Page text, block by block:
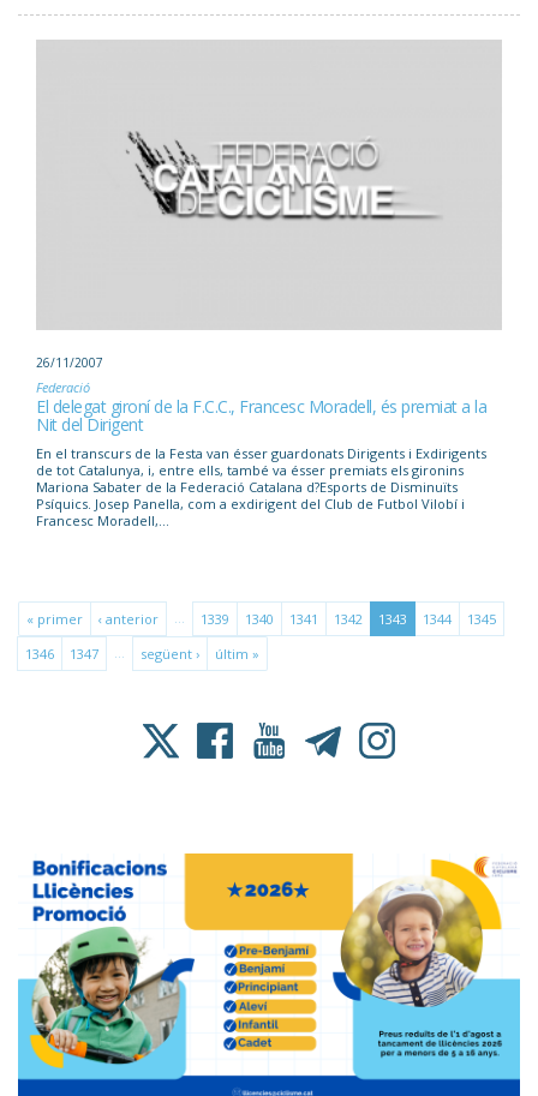
26/11/2007
Federació
El delegat gironí de la F.C.C., Francesc Moradell, és premiat a la
Nit del Dirigent
En el transcurs de la Festa van ésser guardonats Dirigents i Exdirigents
de tot Catalunya, i, entre ells, també va ésser premiats els gironins
Mariona Sabater de la Federació Catalana d?Esports de Disminuïts
Psíquics. Josep Panella, com a exdirigent del Club de Futbol Vilobí i
Francesc Moradell,...
« primer ‹ anterior 1339 1340 1341 1342 1343 1344
1345
1346
1347 següent › últim »